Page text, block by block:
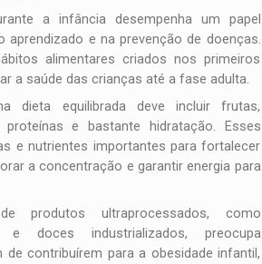
a infância desempenha um papel
aprendizado e na prevenção de doenças.
alimentares criados nos primeiros
a saúde das crianças até a fase adulta.
dieta equilibrada deve incluir frutas,
proteínas e bastante hidratação. Esses
e nutrientes importantes para fortalecer
a concentração e garantir energia para
produtos ultraprocessados, como
e doces industrializados, preocupa
de contribuírem para a obesidade infantil,